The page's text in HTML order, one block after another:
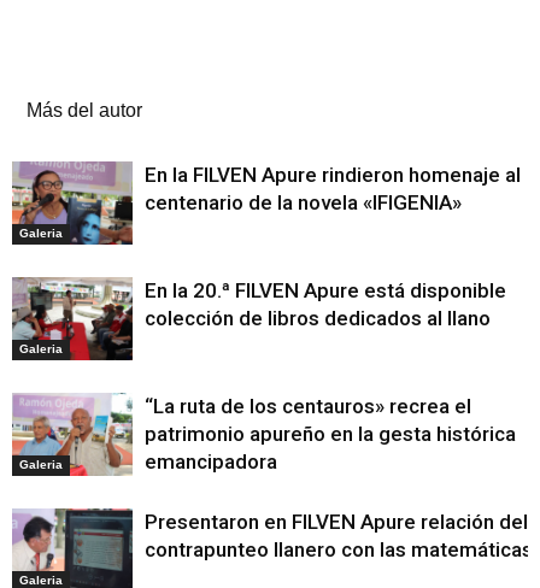
Más del autor
Galeria
En la FILVEN Apure rindieron homenaje al
centenario de la novela «IFIGENIA»
Galeria
En la 20.ª FILVEN Apure está disponible
colección de libros dedicados al llano
Galeria
“La ruta de los centauros» recrea el
patrimonio apureño en la gesta histórica
emancipadora
Galeria
Presentaron en FILVEN Apure relación del
contrapunteo llanero con las matemáticas